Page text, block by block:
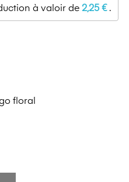
à valoir de 2,25 €.
floral